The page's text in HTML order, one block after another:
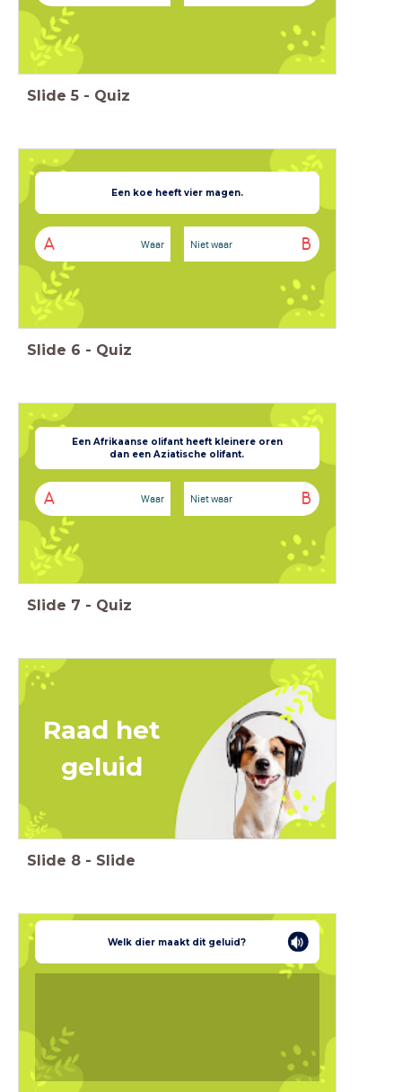
Slide 5 - Quiz
Het populairstehuisdier in Nederland is een kat.
Een koe heeft vier magen.
A Waar B
Niet waar
Slide 6 - Quiz
Het populairstehuisdier in Nederland is een kat.
Een Afrikaanse olifant heeft kleinere oren
dan een Aziatische olifant.
A Waar B
Niet waar
Slide 7 - Quiz
Raad het
geluid
Slide 8 - Slide
Welk dier maakt dit geluid?